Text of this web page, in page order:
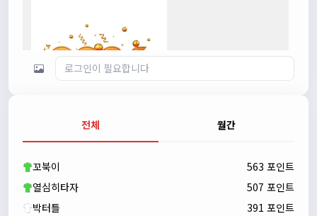
새해 복많이 받으세요!!
자출조아00:23:55
전체 월간
꼬북이
563 포인트
열심히타자
507 포인트
박터틀
391 포인트